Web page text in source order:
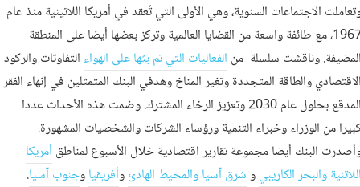
الاجتماعات السنوية، وهي الأولى التي تُعقد في أمريكا اللاتينية منذ عام
1967، مع طائفة واسعة من القضايا العالمية وتركز بعضها أيضا على المنطقة
وناقشت سلسلة من الفعاليات التي تم بثها على الهواء التفاوتات والركود
والطاقة المتجددة وتغير المناخ وهدفي البنك المتمثلين في إنهاء الفقر
المدقع بحلول عام 2030 وتعزيز الرخاء المشترك. وضمت هذه الأحداث عددا
من الوزراء وخبراء التنمية ورؤساء الشركات والشخصيات المشهورة.
البنك أيضا مجموعة تقارير اقتصادية خلال الأسبوع لمناطق أمريكا
والبحر الكاريبيوشرق آسيا والمحيط الهادئوأفريقياوجنوب آسيا.